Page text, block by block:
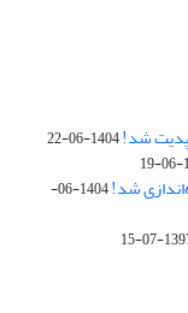
شد!1404-06-22
شد!
1404-06-
1397-